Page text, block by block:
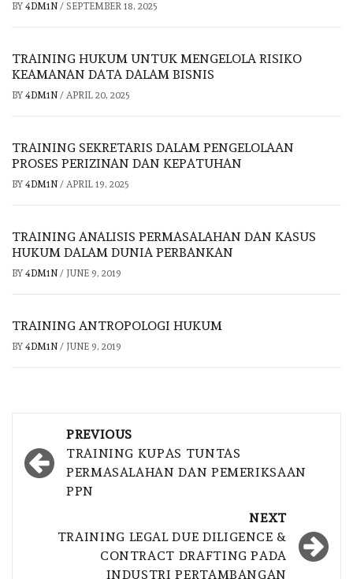
BY 4DM1N / SEPTEMBER 18, 2025
TRAINING HUKUM UNTUK MENGELOLA RISIKO
KEAMANAN DATA DALAM BISNIS
BY 4DM1N / APRIL 20, 2025
TRAINING SEKRETARIS DALAM PENGELOLAAN
PROSES PERIZINAN DAN KEPATUHAN
BY 4DM1N / APRIL 19, 2025
TRAINING ANALISIS PERMASALAHAN DAN KASUS
HUKUM DALAM DUNIA PERBANKAN
BY 4DM1N / JUNE 9, 2019
TRAINING ANTROPOLOGI HUKUM
BY 4DM1N / JUNE 9, 2019
navigation
PREVIOUS
TRAINING KUPAS TUNTAS
PERMASALAHAN DAN PEMERIKSAAN
PPN
NEXT
TRAINING LEGAL DUE DILIGENCE &
CONTRACT DRAFTING PADA
INDUSTRI PERTAMBANGAN